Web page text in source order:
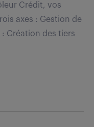
Crédit, vos
axes : Gestion de
: Création des tiers